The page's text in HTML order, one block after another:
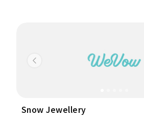
Previous
Snow Jewellery